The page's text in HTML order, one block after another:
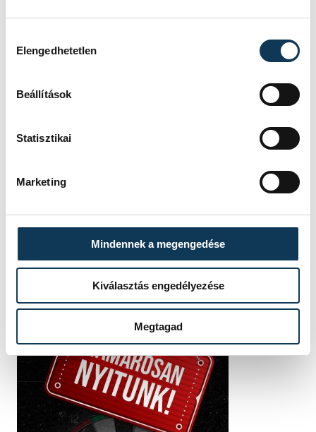
Elengedhetetlen
Beállítások
Statisztikai
Marketing
Mindennek a megengedése
Kiválasztás engedélyezése
Megtagad